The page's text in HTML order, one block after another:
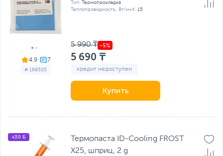
4.9
# 169305
Тип: Термопрокладка
Теплопроводность, Вт/м•К: 15
5 990 ₸
5 690 ₸
кредит недоступен
Купить
+30 Б
Термопаста ID-Cooling FROST
X25, шприц, 2 g